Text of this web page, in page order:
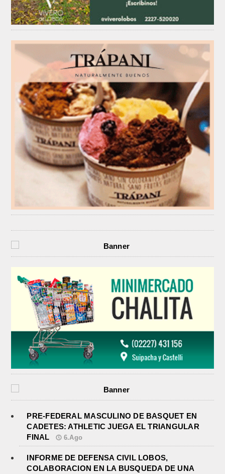
PRE-FEDERAL MASCULINO DE BASQUET EN
CADETES: ATHLETIC JUEGA EL TRIANGULAR
FINAL
6.Ago
INFORME DE DEFENSA CIVIL LOBOS,
COLABORACION EN LA BUSQUEDA DE UNA